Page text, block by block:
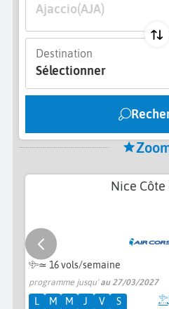
Ajaccio(AJA)
Destination
Sélectionner
Nice Côte
≃ 16 vols/semaine
programme jusqu'au 27/03/2027
L M M J V S